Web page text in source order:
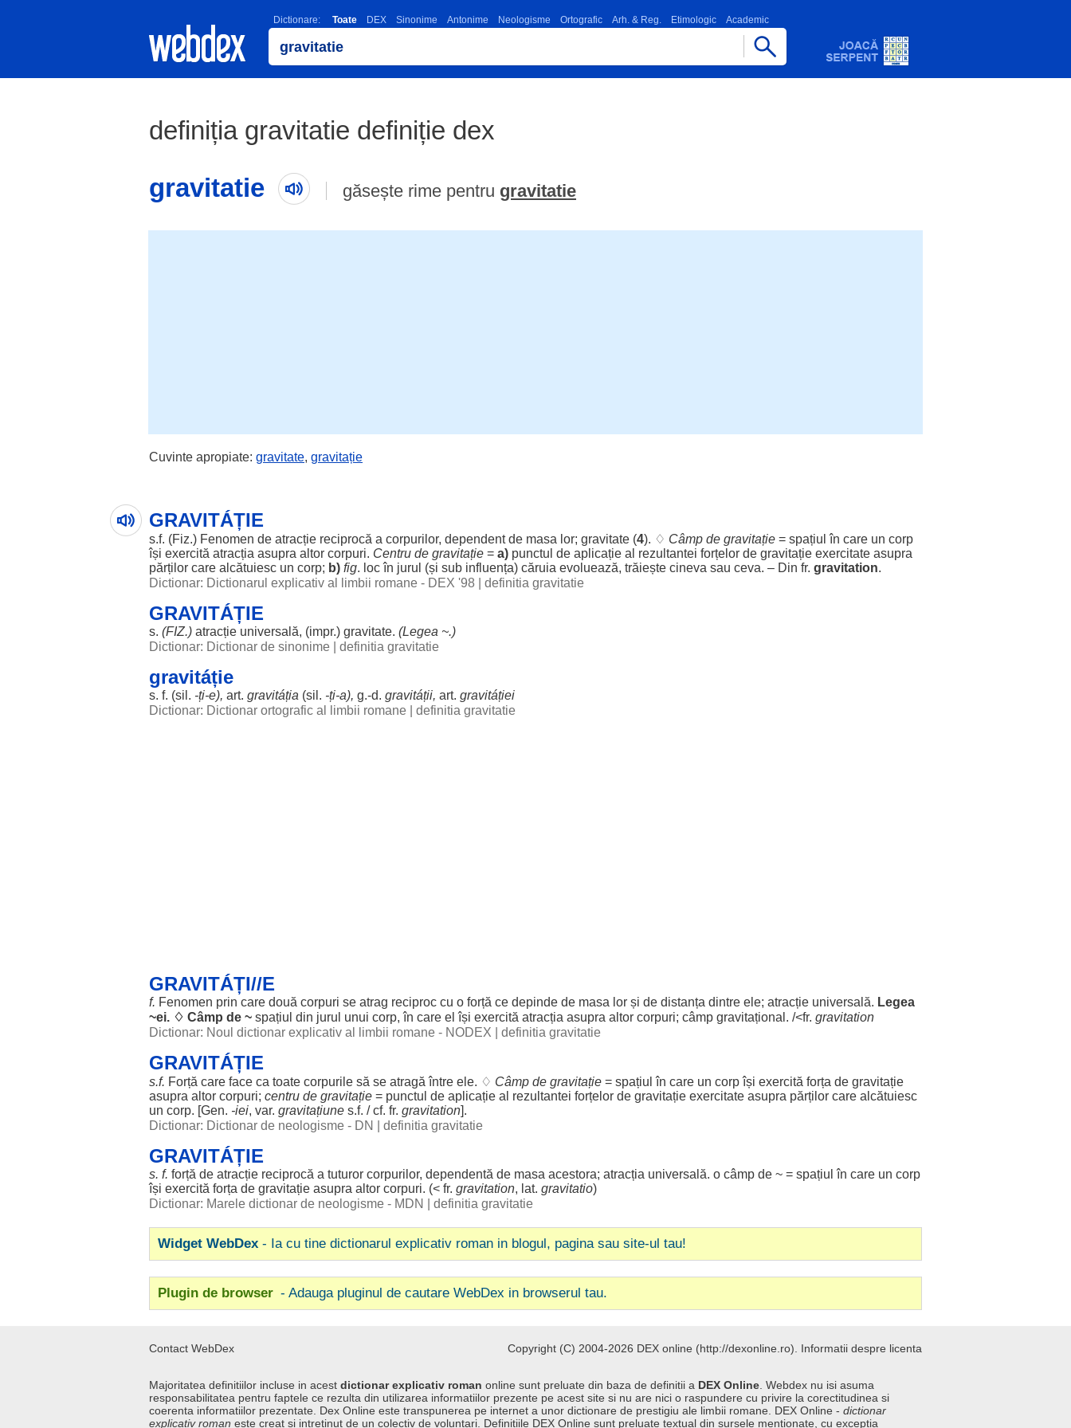
Dictionare: Toate DEX Sinonime Antonime Neologisme Ortografic Arh. & Reg. Etimologic Academic
definiția gravitatie definiție dex
gravitatie
găsește rime pentru gravitatie
Cuvinte apropiate: gravitate, gravitație
GRAVITÁȚIE
s.f. (Fiz.) Fenomen de atracție reciprocă a corpurilor, dependentde masa lor; gravitate (4). ♢ Câmp de gravitație = spațiul în care un corp
își exercită atracția asupra altor corpuri. Centru de gravitație = a) punctul de aplicație al rezultantei forțelor de gravitație exercitate asupra
părților care alcătuiesc un corp; b) fig. locîn jurul (și sub influența) căruia evoluează, trăiește cineva sau ceva. – Din fr. gravitation.
Dictionar: Dictionarul explicativ al limbii romane - DEX '98
definitia gravitatie
GRAVITÁȚIE
s. (FIZ.) atracție universală, (impr.) gravitate. (Legea ~.)
Dictionar: Dictionar de sinonime
definitia gravitatie
gravitáție
s. f. (sil . -ți-e), art. gravitáția (sil . -ți-a), g.-d. gravitáții, art. gravitáției
Dictionar: Dictionar ortografic al limbii romane
definitia gravitatie
GRAVITÁȚI//E
f. Fenomen prin care două corpuri se atrag reciproc cu o forță ce depinde de masa lor și de distanța dintre ele; atracție universală. Legea
~ei. ♢ Câmp de ~ spațiul din jurul unui corp, în care el își exercită atracția asupra altor corpuri; câmp gravitațional . /<fr. gravitation
Dictionar: Noul dictionar explicativ al limbii romane - NODEX
definitia gravitatie
GRAVITÁȚIE
s.f. Forță care face ca toate corpurile să se atragă între ele. ♢ Câmp de gravitație = spațiul în care un corpîși exercită forța de gravitație
asupra altor corpuri; centru de gravitație = punctul de aplicație al rezultantei forțelor de gravitație exercitate asupra părților care alcătuiesc
un corp. [Gen. -iei, var. gravitațiune s.f. / cf. fr. gravitation].
Dictionar: Dictionar de neologisme - DN
definitia gravitatie
GRAVITÁȚIE
s. f. forță de atracție reciprocă a tuturor corpurilor, dependentă de masa acestora; atracția universală. o câmp de ~ = spațiul în care un corp
își exercită forța de gravitație asupra altor corpuri. (< fr. gravitation, lat. gravitatio)
Dictionar: Marele dictionar de neologisme - MDN
definitia gravitatie
Widget WebDex - Ia cu tine dictionarul explicativ roman in blogul, pagina sau site-ul tau!
Plugin de browser - Adauga pluginul de cautare WebDex in browserul tau.
Contact WebDex Copyright (C) 2004-2026 DEX online (http://dexonline.ro). Informatii despre licenta
Majoritatea definitiilor incluse in acest dictionar explicativ roman online sunt preluate din baza de definitii a DEX Online . Webdex nu isi asuma
responsabilitatea pentru faptele ce rezulta din utilizarea informatiilor prezente pe acest site si nu are nici o raspundere cu privire la corectitudinea si
coerenta informatiilor prezentate. Dex Online este transpunerea pe internet a unor dictionare de prestigiu ale limbii romane. DEX Online - dictionar
explicativ roman este creat si intretinut de un colectiv de voluntari. Definitiile DEX Online sunt preluate textual din sursele mentionate, cu exceptia